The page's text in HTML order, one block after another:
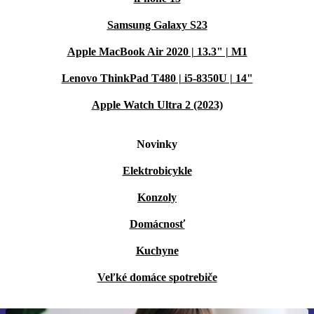
Samsung Galaxy S23
Apple MacBook Air 2020 | 13.3" | M1
Lenovo ThinkPad T480 | i5-8350U | 14"
Apple Watch Ultra 2 (2023)
Novinky
Elektrobicykle
Konzoly
Domácnosť
Kuchyne
Veľké domáce spotrebiče